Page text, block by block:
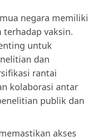
negara memiliki
terhadap vaksin.
untuk
dan
rantai
kolaborasi antar
publik dan
akses